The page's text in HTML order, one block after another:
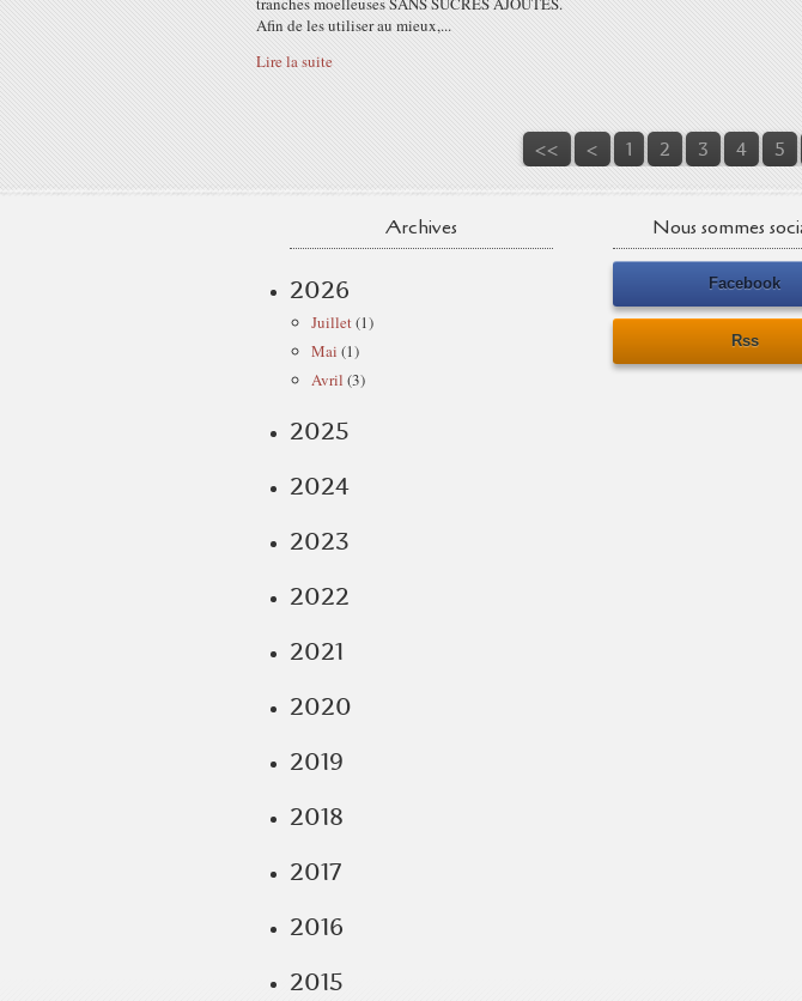
Afin de les utiliser au mieux,...
Lire la suite
<< < 1 2 3 4 5
Archives
2026
Juillet(1)
Mai (1)
Avril (3)
2025
2024
2023
2022
2021
2020
2019
2018
2017
2016
2015
Nous sommes
Facebook
Rss